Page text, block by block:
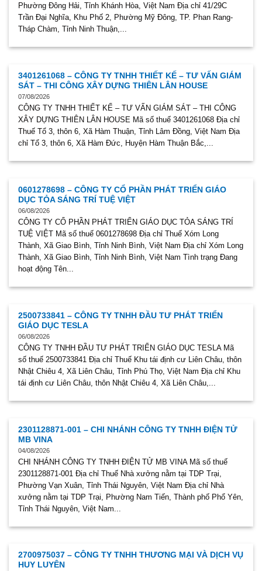
Phường Đông Hải, Tỉnh Khánh Hòa, Việt Nam Địa chỉ 41/29C
Trần Đại Nghĩa, Khu Phố 2, Phường Mỹ Đông, TP. Phan Rang-
Tháp Chàm, Tỉnh Ninh Thuận,...
3401261068 – CÔNG TY TNHH THIẾT KẾ – TƯ VẤN GIÁM
SÁT – THI CÔNG XÂY DỰNG THIÊN LÂN HOUSE
07/08/2026
CÔNG TY TNHH THIẾT KẾ – TƯ VẤN GIÁM SÁT – THI CÔNG
XÂY DỰNG THIÊN LÂN HOUSE Mã số thuế 3401261068 Địa chỉ
Thuế Tổ 3, thôn 6, Xã Hàm Thuận, Tỉnh Lâm Đồng, Việt Nam Địa
chỉ Tổ 3, thôn 6, Xã Hàm Đức, Huyện Hàm Thuận Bắc,...
0601278698 – CÔNG TY CỔ PHẦN PHÁT TRIỂN GIÁO
DỤC TỎA SÁNG TRÍ TUỆ VIỆT
06/08/2026
CÔNG TY CỔ PHẦN PHÁT TRIỂN GIÁO DỤC TỎA SÁNG TRÍ
TUỆ VIỆT Mã số thuế 0601278698 Địa chỉ Thuế Xóm Long
Thành, Xã Giao Bình, Tỉnh Ninh Bình, Việt Nam Địa chỉ Xóm Long
Thành, Xã Giao Bình, Tỉnh Ninh Bình, Việt Nam Tình trạng Đang
hoạt động Tên...
2500733841 – CÔNG TY TNHH ĐẦU TƯ PHÁT TRIỂN
GIÁO DỤC TESLA
06/08/2026
CÔNG TY TNHH ĐẦU TƯ PHÁT TRIỂN GIÁO DỤC TESLA Mã
số thuế 2500733841 Địa chỉ Thuế Khu tái định cư Liên Châu, thôn
Nhật Chiêu 4, Xã Liên Châu, Tỉnh Phú Thọ, Việt Nam Địa chỉ Khu
tái định cư Liên Châu, thôn Nhật Chiêu 4, Xã Liên Châu,...
2301128871-001 – CHI NHÁNH CÔNG TY TNHH ĐIỆN TỬ
MB VINA
04/08/2026
CHI NHÁNH CÔNG TY TNHH ĐIỆN TỬ MB VINA Mã số thuế
2301128871-001 Địa chỉ Thuế Nhà xưởng nằm tại TDP Trại,
Phường Vạn Xuân, Tỉnh Thái Nguyên, Việt Nam Địa chỉ Nhà
xưởng nằm tại TDP Trại, Phường Nam Tiến, Thành phố Phổ Yên,
Tỉnh Thái Nguyên, Việt Nam...
2700975037 – CÔNG TY TNHH THƯƠNG MẠI VÀ DỊCH VỤ
HUY LUYÊN